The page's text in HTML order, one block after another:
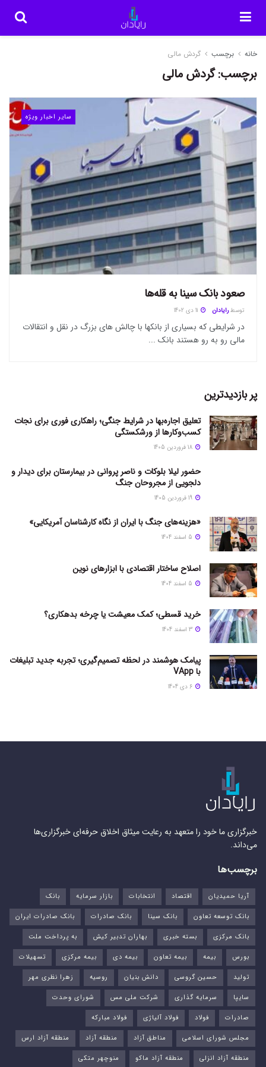
خانه برچسب گردش مالی
برچسب:گردش مالی
سایر اخبار ویژه
صعود بانک سینا به قله‌ها
توسط رایادان
در شرایطی که بسیاری از بانکها با چالش های بزرگ در نقل و انتقالات
مالی رو به رو هستند بانک ...
پر بازدیدترین
تعلیق اجاره‌بها در شرایط جنگی؛ راهکاری فوری برای نجات
کسب‌وکارها از ورشکستگی
حضور لیلا بلوکات و ناصر پروانی در بیمارستان برای دیدار و
دلجویی از مجروحان جنگ
«هزینه‌های جنگ با ایران از نگاه کارشناسان آمریکایی»
اصلاح ساختار اقتصادی با ابزارهای نوین
خرید قسطی؛ کمک معیشت یا چرخه بدهکاری؟
پیامک هوشمند در لحظه تصمیم‌گیری؛ تجربه جدید تبلیغات
با VApp
خبرگزاری ما خود را متعهد به رعایت میثاق اخلاق حرفه‌ای خبرگزاری‌ها
می‌داند.
برچسب‌ها
آریا حمیدیان اقتصاد انتخابات بازار سرمایه
بانک
بانک توسعه تعاون
بانک سینا بانک صادرات
بانک صادرات ایران
بانک مرکزی
بسته خبری بهاران تدبیر کیش
به پرداخت ملت
بورس‌
بیمه بیمه تعاون بیمه دی بیمه مرکزی
تسهیلات
تولید
حسین گروسی دانش بنیان روسیه
زهرا نظری مهر
سایپا
سرمایه گذاری شرکت ملی مس
شورای وحدت
صادرات
فولاد فولاد آلیاژی
فولاد مبارکه
مجلس شورای اسلامی
مناطق آزاد منطقه آزاد
منطقه آزاد ارس
منطقه آزاد انزلی
منطقه آزاد ماکو منوچهر متکی